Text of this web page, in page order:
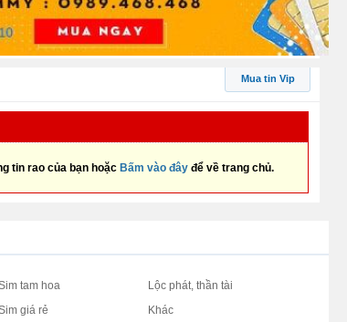
Mua tin Vip
tin rao của bạn hoặc Bấm vào đây để về trang chủ.
tam hoa
Lộc phát, thần tài
giá rẻ Khác